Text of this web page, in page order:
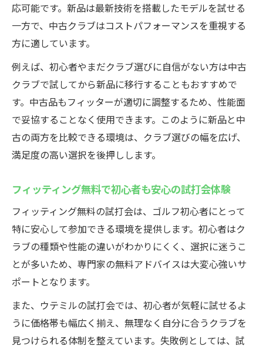
応可能です。新品は最新技術を搭載したモデルを試せる
一方で、中古クラブはコストパフォーマンスを重視する
方に適しています。
例えば、初心者やまだクラブ選びに自信がない方は中古
クラブで試してから新品に移行することもおすすめで
す。中古品もフィッターが適切に調整するため、性能面
で妥協することなく使用できます。このように新品と中
古の両方を比較できる環境は、クラブ選びの幅を広げ、
満足度の高い選択を後押しします。
フィッティング無料で初心者も安心の試打会体験
フィッティング無料の試打会は、ゴルフ初心者にとって
特に安心して参加できる環境を提供します。初心者はク
ラブの種類や性能の違いがわかりにくく、選択に迷うこ
とが多いため、専門家の無料アドバイスは大変心強いサ
ポートとなります。
また、ウテミルの試打会では、初心者が気軽に試せるよ
うに価格帯も幅広く揃え、無理なく自分に合うクラブを
見つけられる体制を整えています。失敗例としては、試